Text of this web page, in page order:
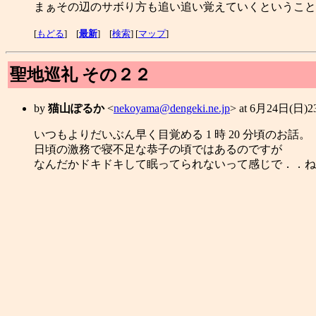
まぁその辺のサボり方も追い追い覚えていくというこ
[もどる] [最新] [検索] [マップ]
聖地巡礼 その２２
by 猫山ぽるか<nekoyama@dengeki.ne.jp> at 6月24日(日
いつもよりだいぶん早く目覚める 1 時 20 分頃のお話。
日頃の激務で寝不足な恭子の頃ではあるのですが
なんだかドキドキして眠ってられないって感じで．．ね